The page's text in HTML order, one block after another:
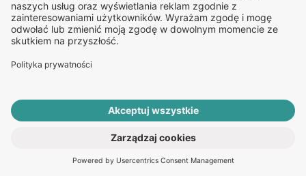
ROZPOCZNIJ E-KONSULTACJĘ
co kilka tygodni. Pozwala to ocenić skuteczność
leczenia i zapobiec dalszemu obniżeniu poziomu
TSH. Monitorowanie jest istotne także w
przypadku pacjentów, którzy przeszli leczenie
Obniżone TSH w chorobach przysadki
mózgowej i podwzgórza – metody
Jeżeli przyczyną niskiego TSH są zaburzenia w pracy